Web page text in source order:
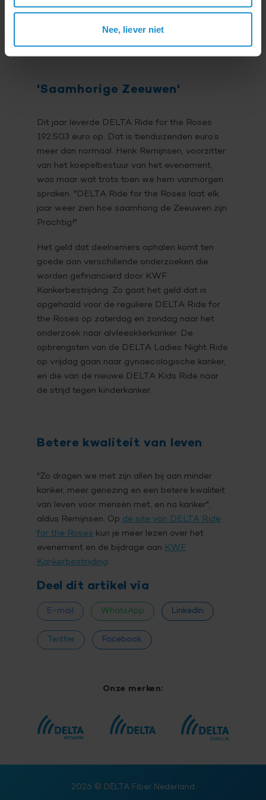
Nee, liever niet
Deel dit artikel via
E-mail WhatsApp LinkedIn
Twitter Facebook
bindt, naast een zekere mate van sportiviteit
'Saamhorige Zeeuwen'
Dit jaar leverde DELTA Ride for the Roses
192.503 euro op. Dat is tienduizenden euro’s
meer dan normaal. Henk Remijnsen, voorzitter
van het koepelbestuur van het evenement,
was maar wat trots toen we hem vanmorgen
spraken. "DELTA Ride for the Roses laat elk
jaar weer zien hoe saamhorig de Zeeuwen zijn.
Prachtig!"
Het geld dat deelnemers ophalen komt ten
goede aan verschillende onderzoeken die
worden gefinancierd door KWF
Kankerbestrijding. Zo gaat het geld dat is
opgehaald voor de reguliere DELTA Ride for
the Roses op zaterdag en zondag naar het
onderzoek naar alvleesklierkanker. De
opbrengsten van de DELTA Ladies Night Ride
op vrijdag gaan naar gynaecologische kanker,
en die van de nieuwe DELTA Kids Ride naar
de strijd tegen kinderkanker.
Betere kwaliteit van leven
"Zo dragen we met zijn allen bij aan minder
kanker, meer genezing en een betere kwaliteit
van leven voor mensen met, en na kanker",
aldus Remijnsen. Op de site van DELTA Ride
for the Roses kun je meer lezen over het
evenement en de bijdrage aan KWF
Kankerbestrijding.
Onze merken:
2026 © DELTA Fiber Nederland